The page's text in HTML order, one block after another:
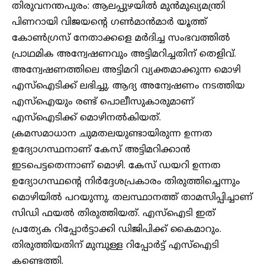
തിരുവനന്തപുരം: ആലപ്പുഴയിൽ മുൻമുഖ്യമന്ത്രി
പിണറായി വിജയൻ്റെ ഗൺമാൻമാർ യൂത്ത്
കോൺഗ്രസ് നേതാക്കളെ മ‍ർദിച്ച സംഭവത്തിൽ
പ്രാഥമിക അന്വേഷണവും അട്ടിമറിച്ചതിന് തെളിവ്.
അന്വേഷണത്തിലെ അട്ടിമറി വ്യക്തമാക്കുന്ന മൊഴി
എസ്ഐടിക്ക് ലഭിച്ചു. ആദ്യ അന്വേഷണം നടത്തിയ
എസ്ഐയും രണ്ട് പൊലീസുകാരുമാണ്
എസ്ഐടിക്ക് മൊഴിനൽകിയത്.
ക്രമസമാധാന ചുമതലയുണ്ടായിരുന്ന ഉന്നത
ഉദ്യോഗസ്ഥനാണ് കേസ് അട്ടിമറിക്കാൻ
ഇടപെട്ടതെന്നാണ് മൊഴി. കേസ് ഡയറി ഉന്നത
ഉദ്യോഗസ്ഥൻ്റെ നിർദ്ദേശപ്രകാരം തിരുത്തിച്ചെന്നും
മൊഴിയിൽ പറയുന്നു. തലസ്ഥാനത്ത് താമസിപ്പിച്ചാണ്
സിഡി ഫയൽ തിരുത്തിയത്. എസ്ഐടി ഇത്
പ്രത്യേക റിപ്പോർട്ടാക്കി ഡിജിപിക്ക് കൈമാറും.
തിരുത്തിയതിന് മുമ്പുള്ള റിപ്പോർട്ട് എസ്ഐടി
കണ്ടെത്തി.